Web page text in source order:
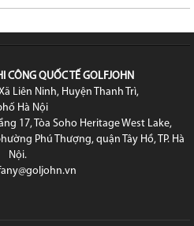
CÔNG QUỐC TẾ GOLFJOHN
Liên Ninh, Huyện Thanh Trì,
phố Hà Nội
17, Tòa Soho Heritage West Lake,
Phú Thượng, quận Tây Hồ, TP. Hà
Nội.